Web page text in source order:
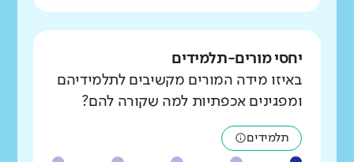
יחסי מורים-תלמידים
באיזו מידה המורים מקשיבים לתלמידיהם
ומפגינים אכפתיות למה שקורה להם?
תלמידים